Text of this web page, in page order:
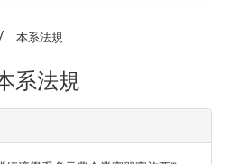
本系法規
系法規